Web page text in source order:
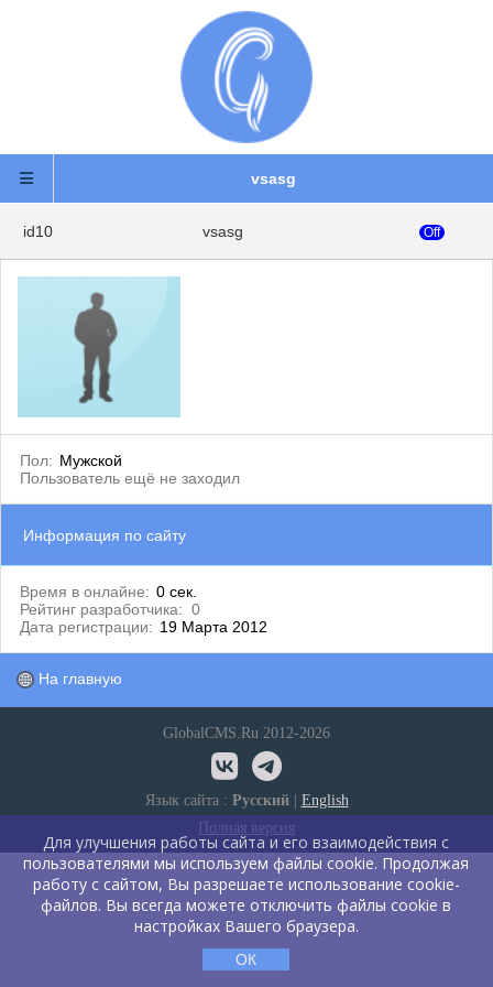
vsasg
id10 vsasg Off
Пол: Мужской
Пользователь ещё не заходил
Информация по сайту
Время в онлайне: 0 сек.
Рейтинг разработчика: 0
Дата регистрации: 19 Марта 2012
На главную
GlobalCMS.Ru 2012-2026
Язык сайта : Русский| English
Полная версия
Для улучшения работы сайта и его взаимодействия с
пользователями мы используем файлы cookie. Продолжая
работу с сайтом, Вы разрешаете использование cookie-
файлов. Вы всегда можете отключить файлы cookie в
настройках Вашего браузера.
ОК